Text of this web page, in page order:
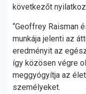
következőt
“Geoffrey Raisman
munkája jelenti az
eredményit az
így közösen végre
meggyógyítja az
személyeket.